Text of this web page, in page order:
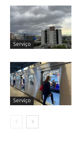
Serviço
Serviço